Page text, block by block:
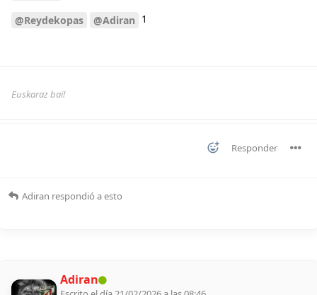
@Reydekopas @Adiran 1
Euskaraz bai!
Responder
Adiran respondió a esto
Adiran